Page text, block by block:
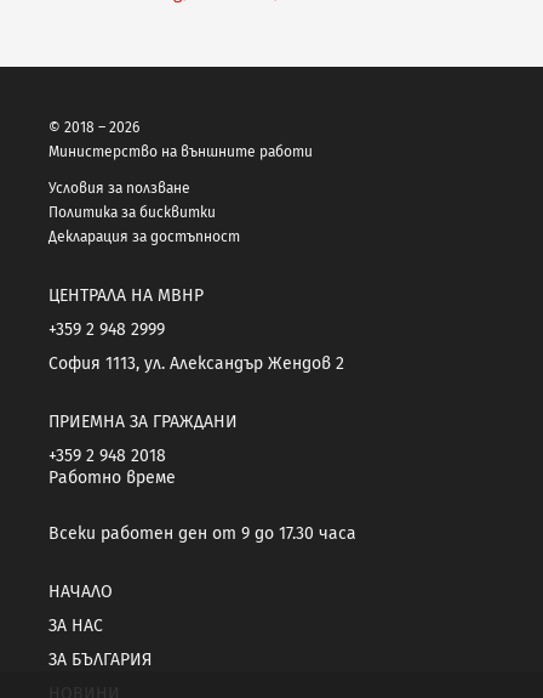
© 2018 – 2026
Министерство на външните работи
Условия за ползване
Политика за бисквитки
Декларация за достъпност
ЦЕНТРАЛА НА МВНР
+359 2 948 2999
София 1113, ул. Александър Жендов 2
ПРИЕМНА ЗА ГРАЖДАНИ
+359 2 948 2018
Работно време
Всеки работен ден от 9 до 17.30 часа
НАЧАЛО
ЗА НАС
ЗА БЪЛГАРИЯ